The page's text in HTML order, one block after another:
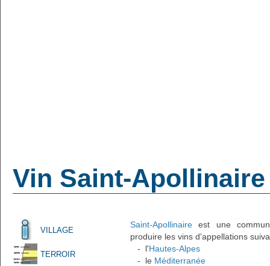
Vin Saint-Apollinaire
VILLAGE
TERROIR
Saint-Apollinaire est une
produire les vins d'appellations
- l'Hautes-Alpes
- le Méditerranée